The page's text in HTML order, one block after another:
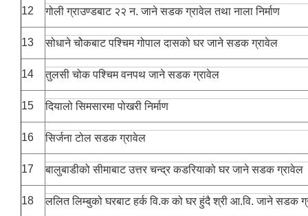
12 गोली ग्राउण्डबाट २२ न. जाने सडक ग्रावेल तथा नाला निर्माण
13 सोधाने चोेकबाट पश्चिम गोपाल दासको घर जाने सडक ग्रावेल
14 तुलसी चोक पश्चिम वनपथ जाने सडक ग्रावेल
15 दियालो सिमसारमा पोखरी निर्माण
16 सिर्जना टोल सडक ग्रावेल
17 बालुबाडीको सीमाबाट उत्तर चन्द्र कडरियाको घर जाने सडक ग्रावेल
18 ललित लिम्बुको घरबाट हर्क वि.क को घर हुंदै श्री आ.वि. जाने सडक